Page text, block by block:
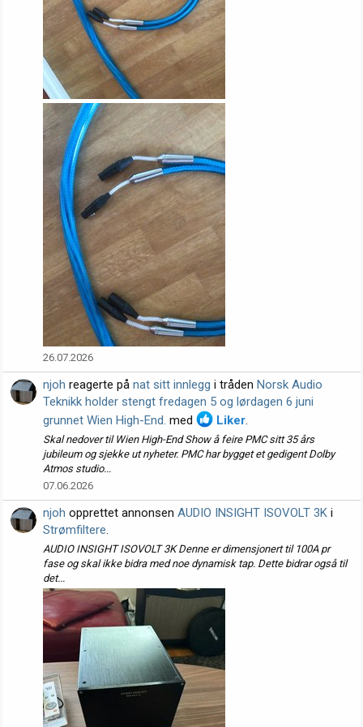
26.07.2026
njoh reagerte på nat sitt innlegg i tråden Norsk Audio
Teknikk holder stengt fredagen 5 og lørdagen 6 juni
grunnet Wien High-End. med Liker.
Skal nedover til Wien High-End Show å feire PMC sitt 35 års
jubileum og sjekke ut nyheter. PMC har bygget et gedigent Dolby
Atmos studio...
07.06.2026
njoh opprettet annonsen AUDIO INSIGHT ISOVOLT 3K i
Strømfiltere.
AUDIO INSIGHT ISOVOLT 3K Denne er dimensjonert til 100A pr
fase og skal ikke bidra med noe dynamisk tap. Dette bidrar også til
det...